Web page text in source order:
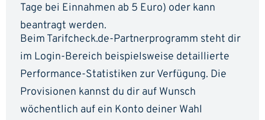
Tage bei Einnahmen ab 5 Euro) oder kann
beantragt werden.
Beim Tarifcheck.de-Partnerprogramm steht dir
im Login-Bereich beispielsweise detaillierte
Performance-Statistiken zur Verfügung. Die
Provisionen kannst du dir auf Wunsch
wöchentlich auf ein Konto deiner Wahl